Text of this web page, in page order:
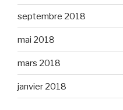
septembre 2018
mai 2018
mars 2018
janvier 2018